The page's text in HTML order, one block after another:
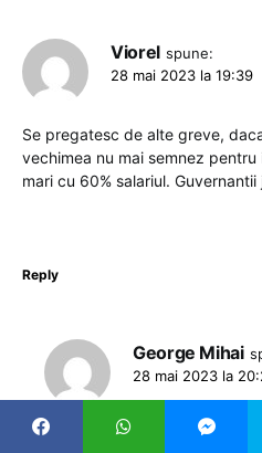
Viorel spune:
28 mai 2023 la 19:39
Se pregatesc de alte greve,
vechimea nu mai semnez
mari cu 60% salariul.
Reply
George Mihai
28 mai 2023 la
Legea e pentru fraieri! Hai